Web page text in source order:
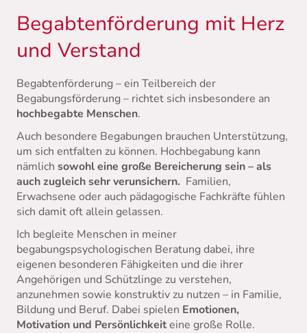
Begabtenförderung mit Herz
und Verstand
Begabtenförderung – ein Teilbereich der
Begabungsförderung – richtet sich insbesondere an
hochbegabte Menschen.
Auch besondere Begabungen brauchen Unterstützung,
um sich entfalten zu können. Hochbegabung kann
nämlich sowohl eine große Bereicherung sein – als
auch zugleich sehr verunsichern. Familien,
Erwachsene oder auch pädagogische Fachkräfte fühlen
sich damit oft allein gelassen.
Ich begleite Menschen in meiner
begabungspsychologischen Beratung dabei, ihre
eigenen besonderen Fähigkeiten und die ihrer
Angehörigen und Schützlinge zu verstehen,
anzunehmen sowie konstruktiv zu nutzen – in Familie,
Bildung und Beruf. Dabei spielen Emotionen,
Motivation und Persönlichkeiteine große Rolle.